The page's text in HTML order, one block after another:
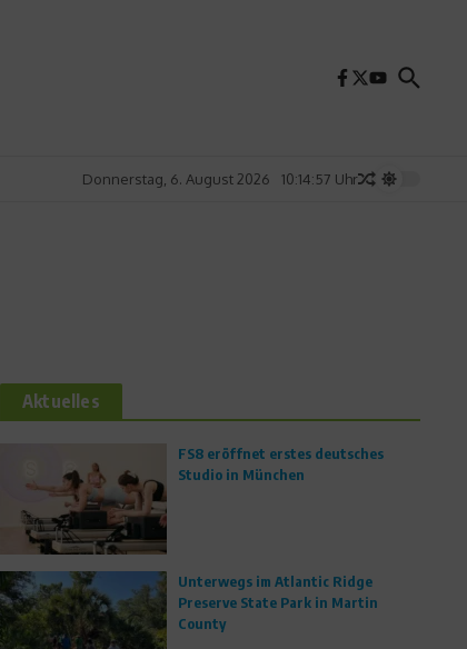
Donnerstag, 6. August 2026 10:14:58 Uhr
Aktuelles
FS8 eröffnet erstes deutsches
Studio in München
Unterwegs im Atlantic Ridge
Preserve State Park in Martin
County